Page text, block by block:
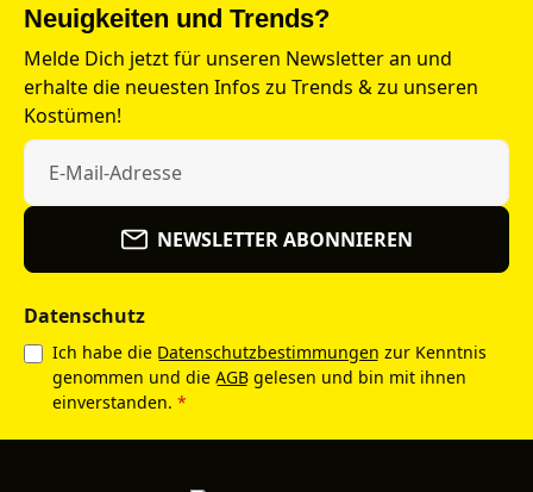
Neuigkeiten und Trends?
Melde Dich jetzt für unseren Newsletter an und
erhalte die neuesten Infos zu Trends & zu unseren
Kostümen!
NEWSLETTER ABONNIEREN
Datenschutz
Ich habe die Datenschutzbestimmungen zur Kenntnis
genommen und die AGB gelesen und bin mit ihnen
einverstanden. *